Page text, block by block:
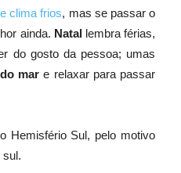
clima frios, mas se passar o
ainda. Natallembra férias,
do gosto da pessoa; umas
mar e relaxar para passar
Hemisfério Sul, pelo motivo
sul.